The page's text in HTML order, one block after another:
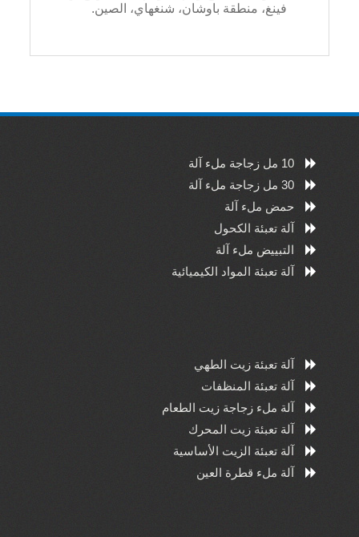
فينغ، منطقة باوشان، شنغهاي، الصين.
10 مل زجاجة ملء آلة
30 مل زجاجة ملء آلة
حمض ملء آلة
آلة تعبئة الكحول
التبييض ملء آلة
آلة تعبئة المواد الكيميائية
آلة تعبئة زيت الطهي
آلة تعبئة المنظفات
آلة ملء زجاجة زيت الطعام
آلة تعبئة زيت المحرك
آلة تعبئة الزيت الأساسية
آلة ملء قطرة العين